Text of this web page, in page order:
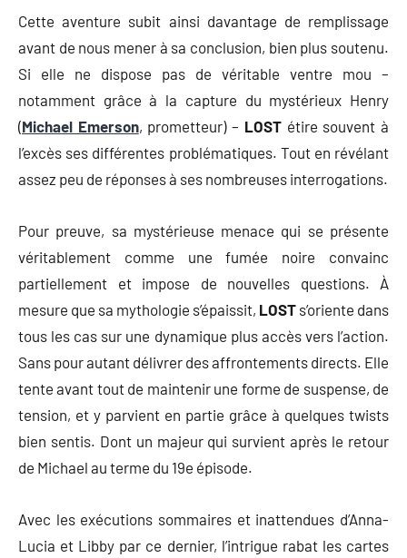
Cette aventure subit ainsi davantage de remplissage
avant de nous mener à sa conclusion, bien plus soutenu.
Si elle ne dispose pas de véritable ventre mou –
notamment grâce à la capture du mystérieux Henry
(Michael Emerson, prometteur) – LOSTétire souvent à
l’excès ses différentes problématiques. Tout en révélant
assez peu de réponses à ses nombreuses interrogations.
Pour preuve, sa mystérieuse menace qui se présente
véritablement comme une fumée noire convainc
partiellement et impose de nouvelles questions. À
mesure que sa mythologie s’épaissit, LOST s’oriente dans
tous les cas sur une dynamique plus accès vers l’action.
Sans pour autant délivrer des affrontements directs. Elle
tente avant tout de maintenir une forme de suspense, de
tension, et y parvient en partie grâce à quelques twists
bien sentis. Dont un majeur qui survient après le retour
de Michael au terme du 19e épisode.
Avec les exécutions sommaires et inattendues d’Anna-
Lucia et Libby par ce dernier, l’intrigue rabat les cartes